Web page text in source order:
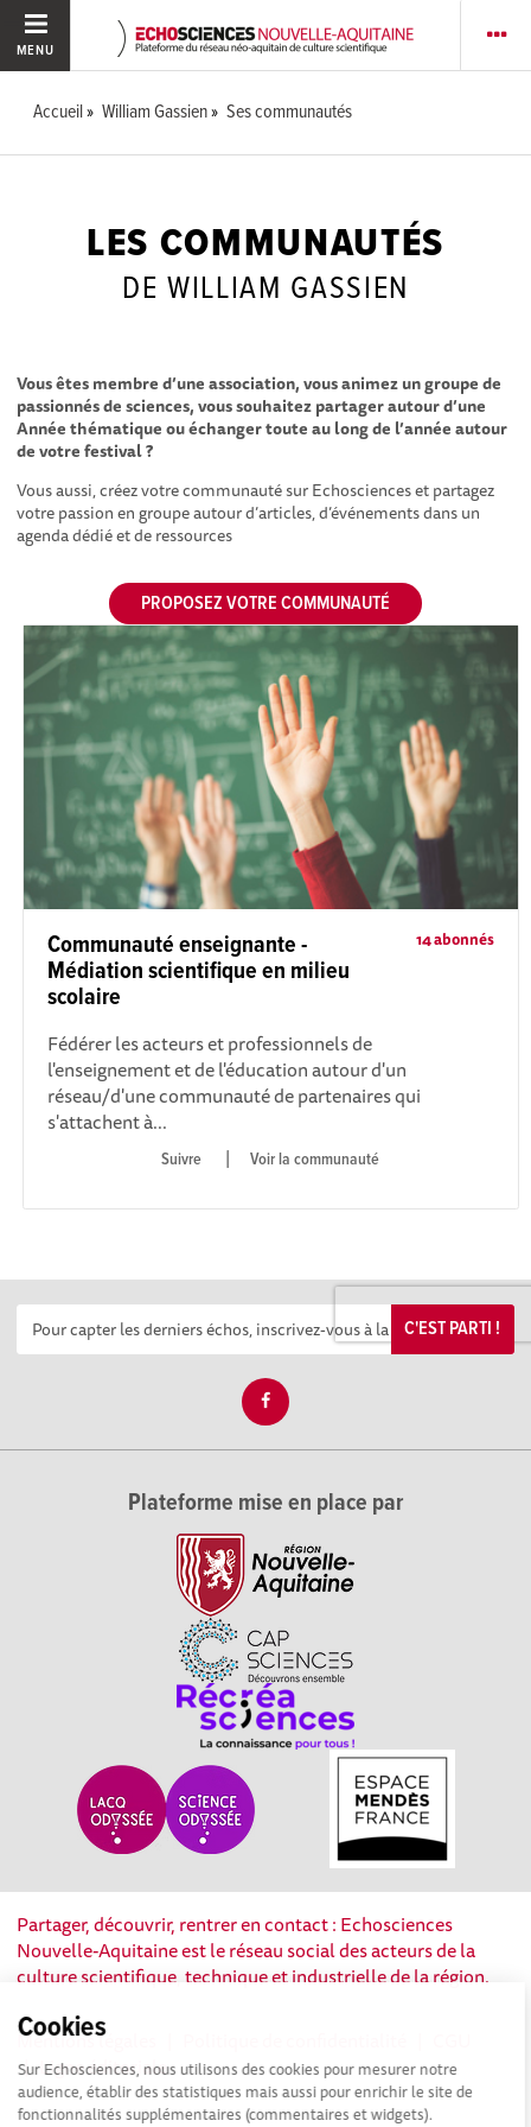
Cookies
Sur Echosciences, nous utilisons des cookies pour mesurer notre
audience, établir des statistiques mais aussi pour enrichir le site de
fonctionnalités supplémentaires (commentaires et widgets).
MENU
Accueil William Gassien Ses communautés
LES COMMUNAUTÉS
DE WILLIAM GASSIEN
Vous êtes membre d’une association, vous animez un groupe de
passionnés de sciences, vous souhaitez partager autour d’une
Année thématique ou échanger toute au long de l’année autour
de votre festival ?
Vous aussi, créez votre communauté sur Echosciences et partagez
votre passion en groupe autour d’articles, d’événements dans un
agenda dédié et de ressources
PROPOSEZ VOTRE COMMUNAUTÉ
14 abonnés
Communauté enseignante -
Médiation scientifique en milieu
scolaire
Fédérer les acteurs et professionnels de
l'enseignement et de l'éducation autour d'un
réseau/d'une communauté de partenaires qui
s'attachent à...
|
Voir la communauté
C'EST PARTI !
Plateforme mise en place par
Partager, découvrir, rentrer en contact : Echosciences
Nouvelle-Aquitaine est le réseau social des acteurs de la
culture scientifique, technique et industrielle de la région.
Mentions légales
|Ligne éditoriale